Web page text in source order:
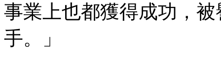
事業上也都獲得成功，
手。」